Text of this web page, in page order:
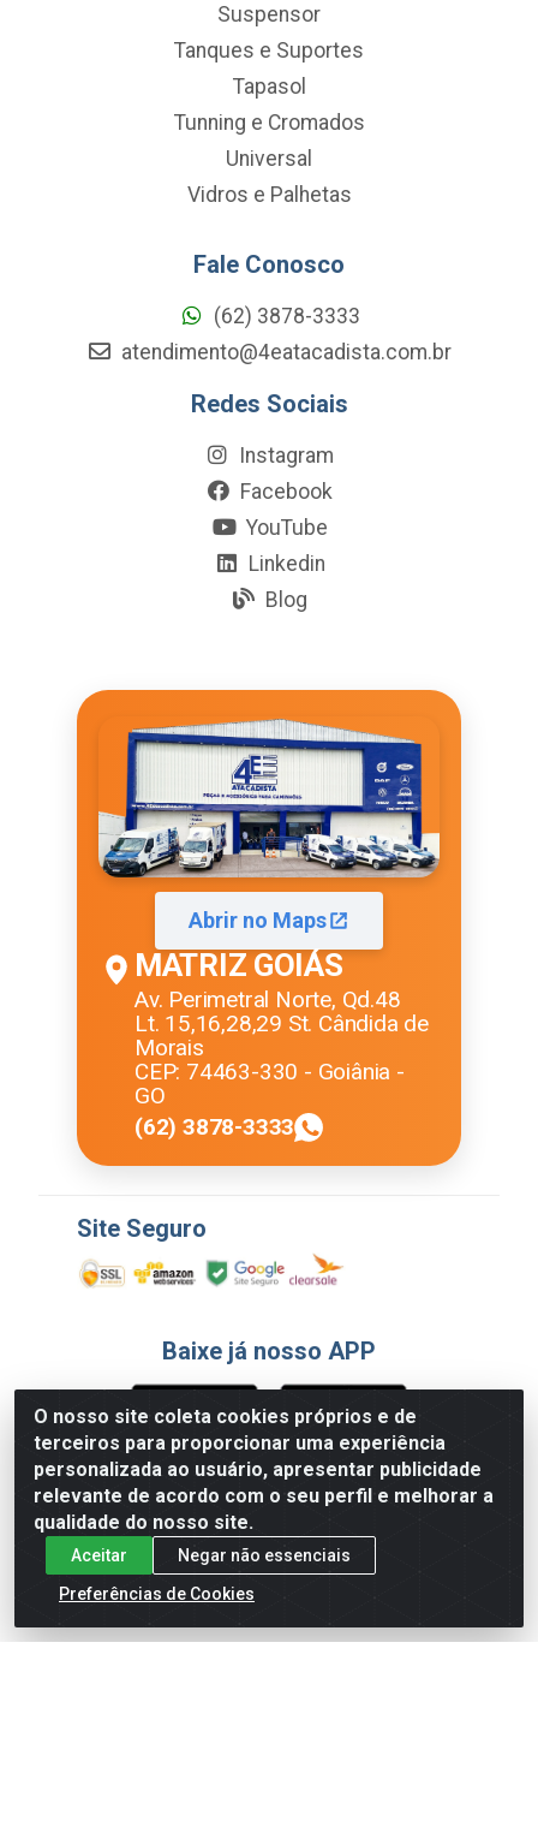
O nosso site coleta cookies próprios e de
terceiros para proporcionar uma experiência
personalizada ao usuário, apresentar publicidade
relevante de acordo com o seu perfil e melhorar a
qualidade do nosso site.
Aceitar
Negar não essenciais
Preferências de Cookies
Suspensor
Tanques e Suportes
Tapasol
Tunning e Cromados
Universal
Vidros e Palhetas
Fale Conosco
(62) 3878-3333
atendimento@4eatacadista.com.br
Redes Sociais
Instagram
Facebook
YouTube
Linkedin
Blog
Abrir no Maps
MATRIZ GOIÁS
Av. Perimetral Norte, Qd.48
Lt. 15,16,28,29 St. Cândida de
Morais
CEP: 74463-330 - Goiânia -
GO
(62) 3878-3333
Site Seguro
Baixe já nosso APP
Formas de Pagamento